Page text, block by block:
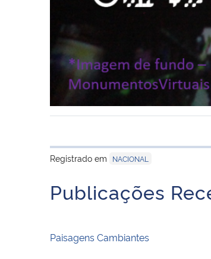
Registrado em
NACIONAL
Publicações
Paisagens Cambiantes